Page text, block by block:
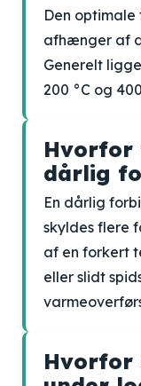
Den
afhænger af
Generelt
200 °C og
Hvorfor
dårlig
En dårlig
skyldes flere
af en forkert
eller slidt
Hvorfor